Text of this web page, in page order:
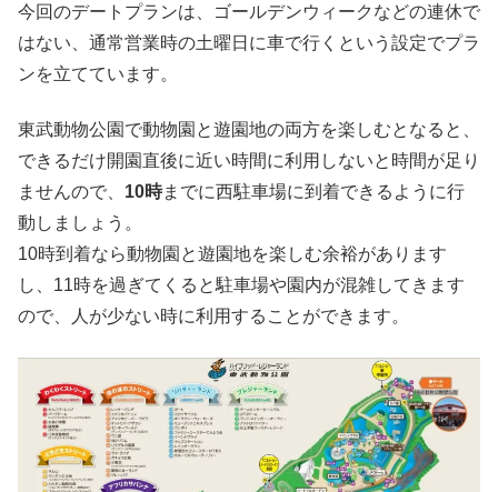
今回のデートプランは、ゴールデンウィークなどの連休で
はない、通常営業時の土曜日に車で行くという設定でプラ
ンを立てています。
東武動物公園で動物園と遊園地の両方を楽しむとなると、
できるだけ開園直後に近い時間に利用しないと時間が足り
ませんので、 10時までに西駐車場に到着できるように行
動しましょう。
10時到着なら動物園と遊園地を楽しむ余裕があります
し、11時を過ぎてくると駐車場や園内が混雑してきます
ので、人が少ない時に利用することができます。